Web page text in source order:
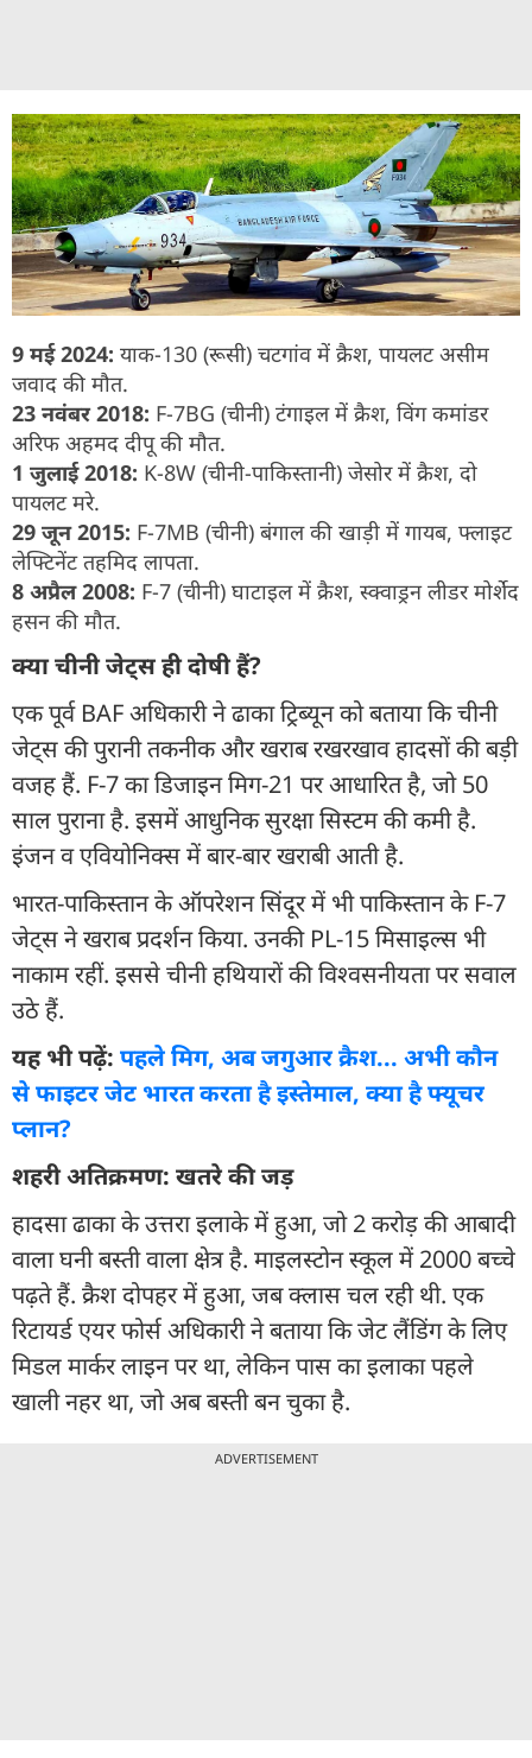
9 मई 2024: याक-130 (रूसी) चटगांव में क्रैश, पायलट असीम
जवाद की मौत.
23 नवंबर 2018: F-7BG (चीनी) टंगाइल में क्रैश, विंग कमांडर
अरिफ अहमद दीपू की मौत.
1 जुलाई 2018: K-8W (चीनी-पाकिस्तानी) जेसोर में क्रैश, दो
पायलट मरे.
29 जून 2015: F-7MB (चीनी) बंगाल की खाड़ी में गायब, फ्लाइट
लेफ्टिनेंट तहमिद लापता.
8 अप्रैल 2008: F-7 (चीनी) घाटाइल में क्रैश, स्क्वाड्रन लीडर मोर्शेद
हसन की मौत.
क्या चीनी जेट्स ही दोषी हैं?
एक पूर्व BAF अधिकारी ने ढाका ट्रिब्यून को बताया कि चीनी
जेट्स की पुरानी तकनीक और खराब रखरखाव हादसों की बड़ी
वजह हैं. F-7 का डिजाइन मिग-21 पर आधारित है, जो 50
साल पुराना है. इसमें आधुनिक सुरक्षा सिस्टम की कमी है.
इंजन व एवियोनिक्स में बार-बार खराबी आती है.
भारत-पाकिस्तान के ऑपरेशन सिंदूर में भी पाकिस्तान के F-7
जेट्स ने खराब प्रदर्शन किया. उनकी PL-15 मिसाइल्स भी
नाकाम रहीं. इससे चीनी हथियारों की विश्वसनीयता पर सवाल
उठे हैं.
यह भी पढ़ें: पहले मिग, अब जगुआर क्रैश... अभी कौन
से फाइटर जेट भारत करता है इस्तेमाल, क्या है फ्यूचर
प्लान?
शहरी अतिक्रमण: खतरे की जड़
हादसा ढाका के उत्तरा इलाके में हुआ, जो 2 करोड़ की आबादी
वाला घनी बस्ती वाला क्षेत्र है. माइलस्टोन स्कूल में 2000 बच्चे
पढ़ते हैं. क्रैश दोपहर में हुआ, जब क्लास चल रही थी. एक
रिटायर्ड एयर फोर्स अधिकारी ने बताया कि जेट लैंडिंग के लिए
मिडल मार्कर लाइन पर था, लेकिन पास का इलाका पहले
खाली नहर था, जो अब बस्ती बन चुका है.
ADVERTISEMENT